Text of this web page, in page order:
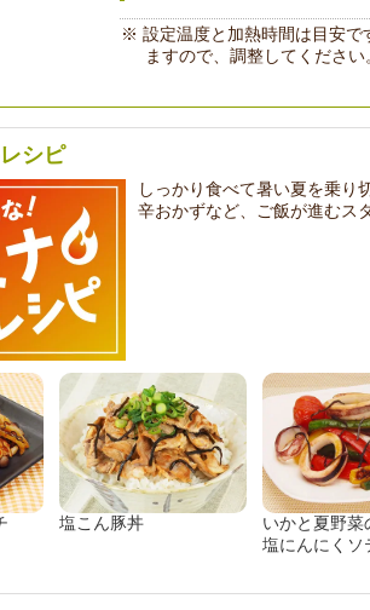
設定温度と加熱時間は目安で
ますので、調整してください
シピ
しっかり食べて暑い夏を乗り
辛おかずなど、ご飯が進むス
塩こん豚丼
いかと夏野菜
塩にんにくソ